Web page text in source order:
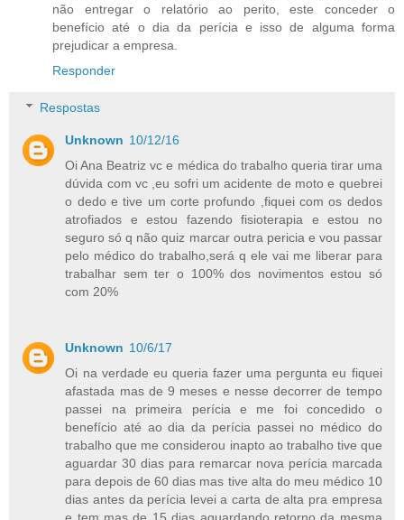
não entregar o relatório ao perito, este conceder o
benefício até o dia da perícia e isso de alguma forma
prejudicar a empresa.
Responder
Respostas
Unknown 10/12/16
Oi Ana Beatriz vc e médica do trabalho queria tirar uma
dúvida com vc ,eu sofri um acidente de moto e quebrei
o dedo e tive um corte profundo ,fiquei com os dedos
atrofiados e estou fazendo fisioterapia e estou no
seguro só q não quiz marcar outra pericia e vou passar
pelo médico do trabalho,será q ele vai me liberar para
trabalhar sem ter o 100% dos novimentos estou só
com 20%
Unknown 10/6/17
Oi na verdade eu queria fazer uma pergunta eu fiquei
afastada mas de 9 meses e nesse decorrer de tempo
passei na primeira perícia e me foi concedido o
benefício até ao dia da perícia passei no médico do
trabalho que me considerou inapto ao trabalho tive que
aguardar 30 dias para remarcar nova perícia marcada
para depois de 60 dias mas tive alta do meu médico 10
dias antes da perícia levei a carta de alta pra empresa